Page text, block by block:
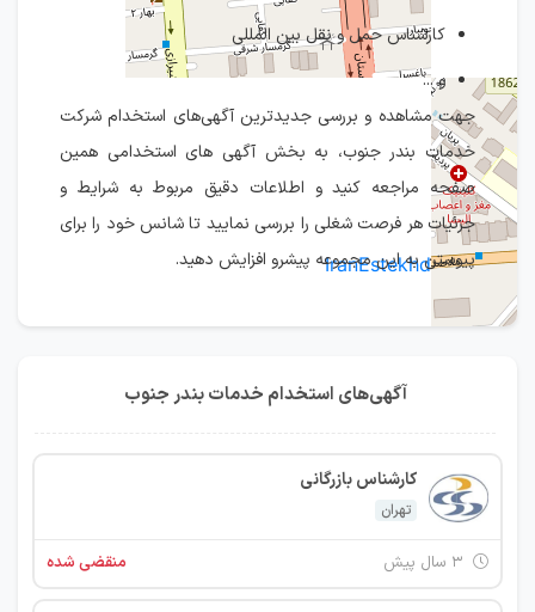
IranEstekhdam.ir
کارشناس حمل و نقل بین المللی
و ...
جهت مشاهده و بررسی جدیدترین آگهی‌های استخدام شرکت
خدمات بندر جنوب، به بخش آگهی های استخدامی همین
صفحه مراجعه کنید و اطلاعات دقیق مربوط به شرایط و
جزئیات هر فرصت شغلی را بررسی نمایید تا شانس خود را برای
پیوستن به این مجموعه پیشرو افزایش دهید.
آگهی‌های استخدام خدمات بندر جنوب
کارشناس بازرگانی
تهران
منقضی شده